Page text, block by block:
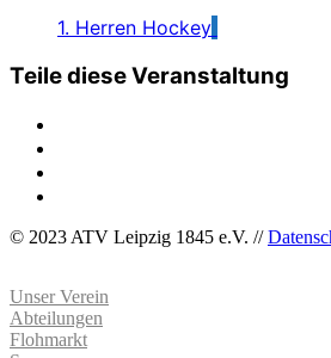
1. Herren Hockey
Teile diese Veranstaltung
© 2023 ATV Leipzig 1845 e.V. //
Unser Verein
Abteilungen
Flohmarkt